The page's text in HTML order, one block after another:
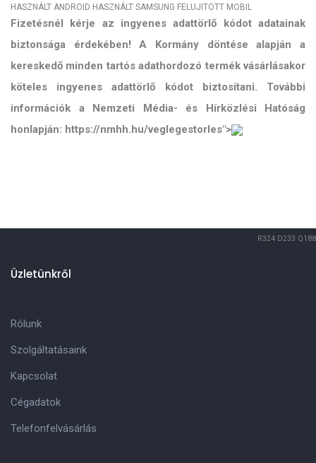
HASZNÁLT ANDROID HASZNÁLT SAMSUNG FELUJITOTT MOBIL
Fizetésnél kérje az ingyenes adattörlő kódot adatainak
biztonsága érdekében! A Kormány döntése alapján a
kereskedő minden tartós adathordozó termék vásárlásakor
köteles ingyenes adattörlő kódot biztosítani. További
információk a Nemzeti Média- és Hírközlési Hatóság
honlapján: https://nmhh.hu/veglegestorles">
R324 D233 Q188
Üzletünkről
Rólunk
Szolgáltatásaink
Kapcsolat
Cégadatok
Telefonfelvásárlás